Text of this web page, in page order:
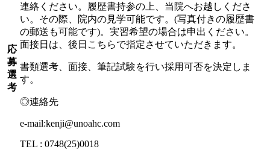
応
募
選
考
連絡ください。履歴書持参の上、当院へお越しくださ
い。その際、院内の見学可能です。(写真付きの履歴書
の郵送も可能です)。実習希望の場合は申出ください。
面接日は、後日こちらで指定させていただきます。
書類選考、面接、筆記試験を行い採用可否を決定しま
す。
◎連絡先
e-mail:kenji@unoahc.com
TEL : 0748(25)0018